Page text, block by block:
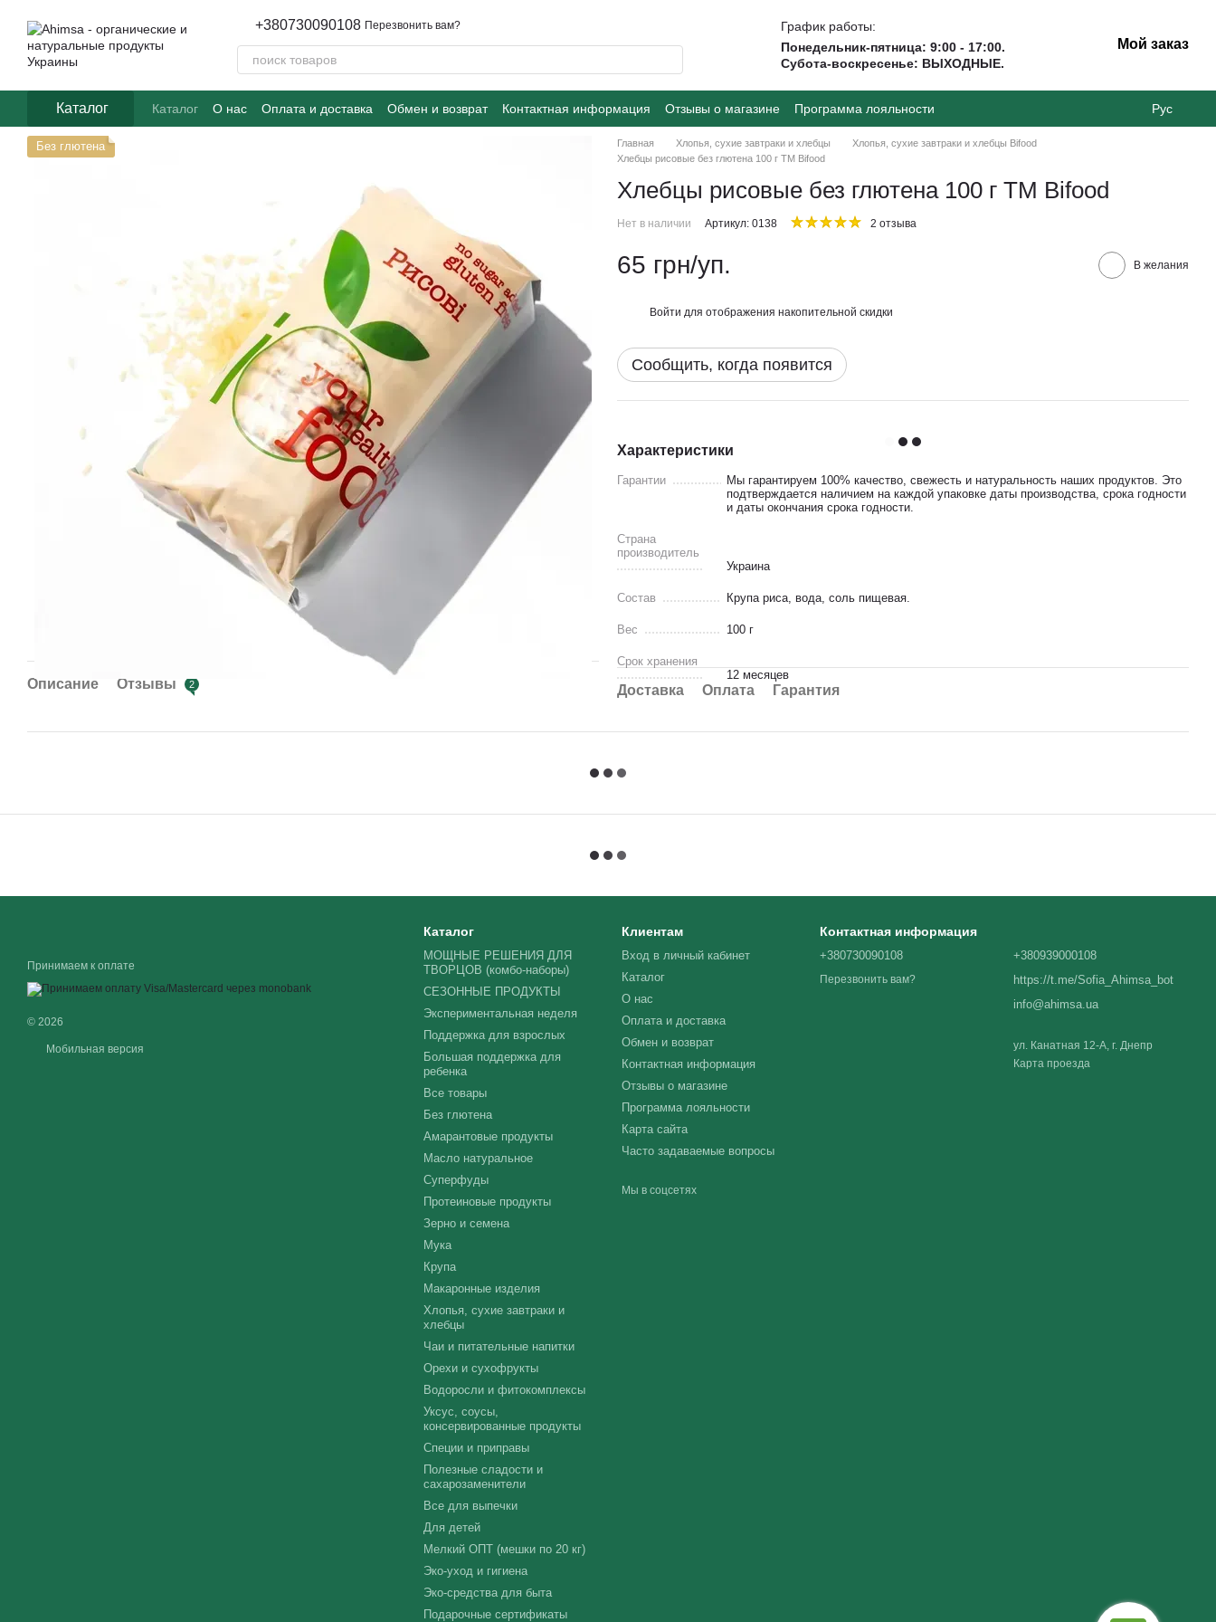
+380730090108 Перезвонить вам?
График работы:
Понедельник-пятница: 9:00 - 17:00.
Субота-воскресенье: ВЫХОДНЫЕ.
Мой заказ
Каталог Каталог О нас Оплата и доставка Обмен и возврат Контактная информация Отзывы о магазине
Программа лояльности
Часто задаваемые вопросы
Рус
Без глютена
Описание Отзывы 2
Главная Хлопья, сухие завтраки и хлебцы
Хлопья, сухие завтраки и хлебцы Bifood
Хлебцы рисовые без глютена 100 г ТМ Bifood
Хлебцы рисовые без глютена 100 г ТМ Bifood
Нет в наличии Артикул: 0138 2 отзыва
65 грн/уп. В желания
Войти для отображения накопительной скидки
Сообщить, когда появится
Характеристики
Гарантии
Мы гарантируем 100% качество, свежесть и натуральность наших продуктов. Это
подтверждается наличием на каждой упаковке даты производства, срока годности
и даты окончания срока годности.
Страна
производитель
Украина
Состав Крупа риса, вода, соль пищевая.
Вес 100 г
Срок хранения
12 месяцев
Доставка Оплата Гарантия
Принимаем к оплате
© 2026
Мобильная версия
Каталог
МОЩНЫЕ РЕШЕНИЯ ДЛЯ
ТВОРЦОВ (комбо-наборы)
СЕЗОННЫЕ ПРОДУКТЫ
Экспериментальная неделя
Поддержка для взрослых
Большая поддержка для
ребенка
Все товары
Без глютена
Амарантовые продукты
Масло натуральное
Суперфуды
Протеиновые продукты
Зерно и семена
Мука
Крупа
Макаронные изделия
Хлопья, сухие завтраки и
хлебцы
Чаи и питательные напитки
Орехи и сухофрукты
Водоросли и фитокомплексы
Уксус, соусы,
консервированные продукты
Специи и приправы
Полезные сладости и
сахарозаменители
Все для выпечки
Для детей
Мелкий ОПТ (мешки по 20 кг)
Эко-уход и гигиена
Эко-средства для быта
Подарочные сертификаты
Клиентам
Вход в личный кабинет
Каталог
О нас
Оплата и доставка
Обмен и возврат
Контактная информация
Отзывы о магазине
Программа лояльности
Карта сайта
Часто задаваемые вопросы
Мы в соцсетях
Контактная информация
+380730090108
Перезвонить вам?
+380939000108
https://t.me/Sofia_Ahimsa_bot
info@ahimsa.ua
ул. Канатная 12-А, г. Днепр
Карта проезда